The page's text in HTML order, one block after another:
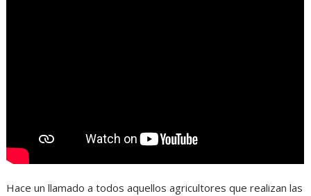
Hace un llamado a todos aquellos agricultores que realizan las